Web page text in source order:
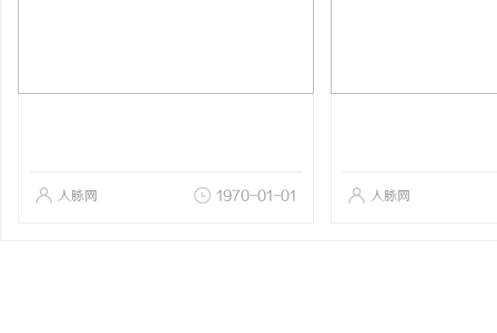
人脉网 1970-01-01 人脉网